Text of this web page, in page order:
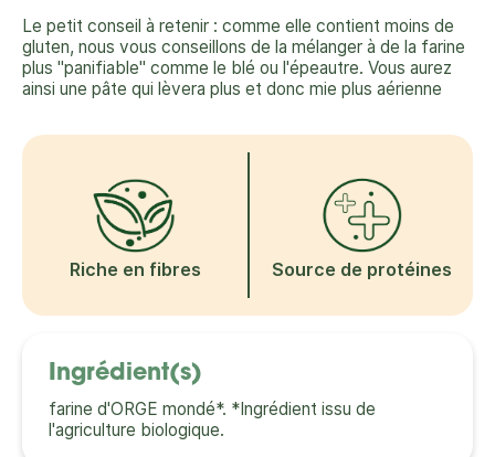
Le petit conseil à retenir : comme elle contient moins de
gluten, nous vous conseillons de la mélanger à de la farine
plus "panifiable" comme le blé ou l'épeautre. Vous aurez
ainsi une pâte qui lèvera plus et donc mie plus aérienne
Riche en fibres Source de protéines
Ingrédient(s)
farine d'ORGE mondé*. *Ingrédient issu de
l'agriculture biologique.